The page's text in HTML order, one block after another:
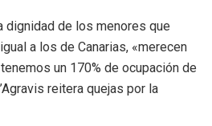
dignidad de los menores que
a los de Canarias, «merecen
un 170% de ocupación de
reitera quejas por la